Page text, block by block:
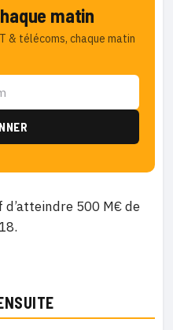
matin
& télécoms, chaque matin
500 M€ de